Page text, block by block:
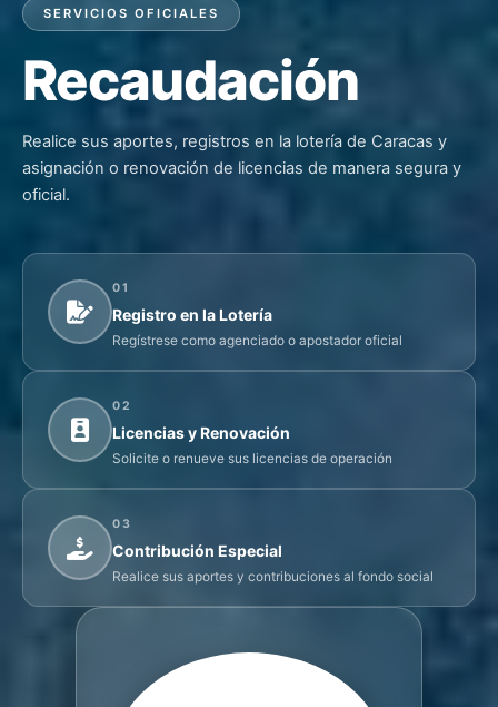
SERVICIOS OFICIALES
Recaudación
Realice sus aportes, registros en la lotería de Caracas y
asignación o renovación de licencias de manera segura y
oficial.
01
Registro en la Lotería
Regístrese como agenciado o apostador oficial
02
Licencias y Renovación
Solicite o renueve sus licencias de operación
03
Contribución Especial
Realice sus aportes y contribuciones al fondo social